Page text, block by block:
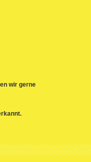
wir gerne